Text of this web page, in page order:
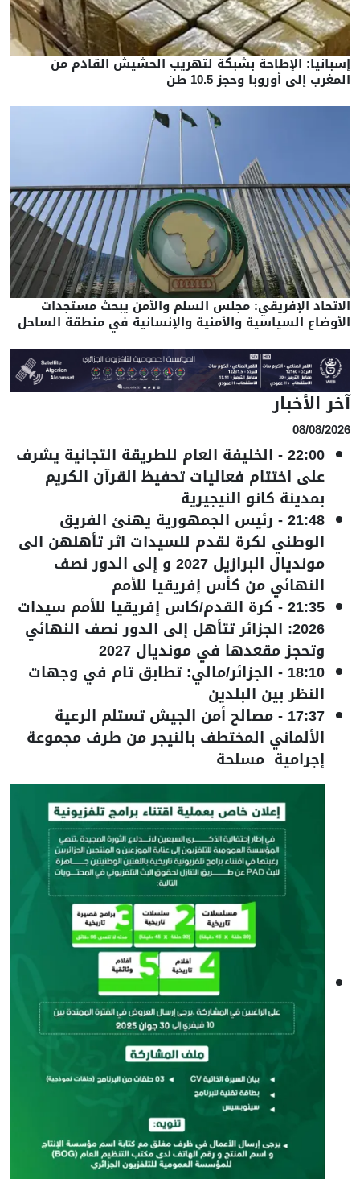
إسبانيا: الإطاحة بشبكة لتهريب الحشيش القادم من
المغرب إلى أوروبا وحجز 10.5 طن
الاتحاد الإفريقي: مجلس السلم والأمن يبحث مستجدات
الأوضاع السياسية والأمنية والإنسانية في منطقة الساحل
آخر الأخبار
08/08/2026
22:00
- الخليفة العام للطريقة التجانية يشرف
على اختتام فعاليات تحفيظ القرآن الكريم
بمدينة كانو النيجيرية
21:48
- رئيس الجمهورية يهنئ الفريق
الوطني لكرة لقدم للسيدات اثر تأهلهن الى
مونديال البرازيل 2027 و إلى الدور نصف
النهائي من كأس إفريقيا للأمم
21:35
-كرة القدم/كاس إفريقيا للأمم سيدات
2026: الجزائر تتأهل إلى الدور نصف النهائي
وتحجز مقعدها في مونديال 2027
18:10
- الجزائر/مالي: تطابق تام في وجهات
النظر بين البلدين
17:37
-مصالح أمن الجيش تستلم الرعية
الألماني المختطف بالنيجر من طرف مجموعة
إجرامية مسلحة